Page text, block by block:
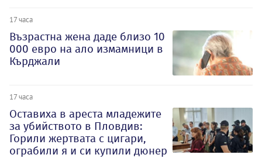
17 часа
Възрастна жена даде близо 10
000 евро на ало измамници в
Кърджали
17 часа
Оставиха в ареста младежите
за убийството в Пловдив:
Горили жертвата с цигари,
ограбили я и си купили дюнер